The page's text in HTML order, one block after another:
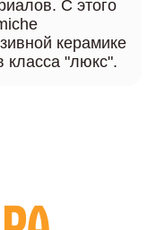
С этого
керамике
"люкс".